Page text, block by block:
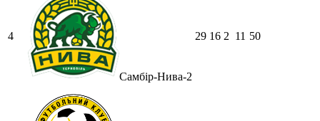
4
Самбір-Нива-2
29 16 2 11 50